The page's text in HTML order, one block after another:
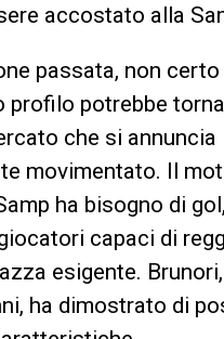
accostato alla
passata, non certo
profilo potrebbe
che si annuncia
movimentato. Il
ha bisogno di gol,
capaci di
esigente.
ha dimostrato di